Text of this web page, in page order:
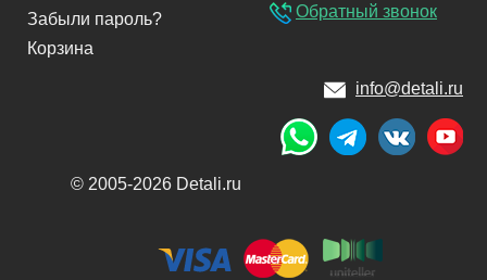
Забыли пароль?
Корзина
Обратный звонок
info@detali.ru
© 2005-2026 Detali.ru